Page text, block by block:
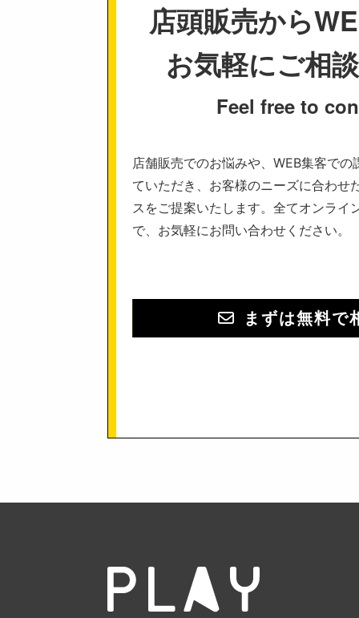
店頭販売から
お気軽にご相
Feel free to
店舗販売でのお悩みや、WEB集客で
ていただき、お客様のニーズに合わせ
スをご提案いたします。全てオンライ
で、お気軽にお問い合わせください。
まずは無料で